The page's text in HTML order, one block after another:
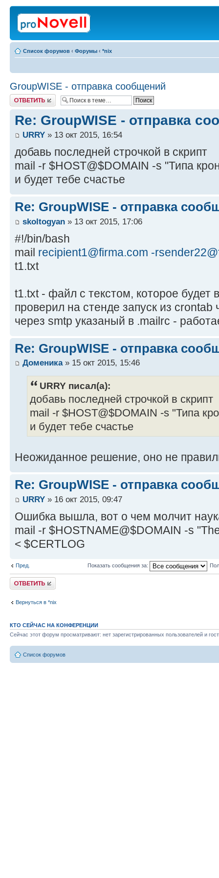
Список форумов ‹ Форумы ‹ *nix
GroupWISE - отправка сообщений
Ответить
Re: GroupWISE - отправка
URRY » 13 окт 2015, 16:54
добавь последней строчкой в скрипт
mail -r $HOST@$DOMAIN -s "Типа
и будет тебе счастье
Re: GroupWISE - отправка
skoltogyan » 13 окт 2015, 17:06
#!/bin/bash
mail recipient1@firma.com -
t1.txt
t1.txt - файл с текстом, которое будет
проверил на стенде запуск из crontab
через smtp указаный в .mailrc -
Re: GroupWISE - отправка
Доменика» 15 окт 2015, 15:46
URRY писал(а):
добавь последней строчкой в скрипт
mail -r $HOST@$DOMAIN -s "Типа
и будет тебе счастье
Неожиданное решение, оно не
Re: GroupWISE - отправка
URRY » 16 окт 2015, 09:47
Ошибка вышла, вот о чем молчит
mail -r $HOSTNAME@$DOMAIN -s
< $CERTLOG
Пред. Показать сообщения за:
Ответить
Вернуться в *nix
КТО СЕЙЧАС НА КОНФЕРЕНЦИИ
Сейчас этот форум просматривают: нет зарегистрированных пользователей и
Список форумов